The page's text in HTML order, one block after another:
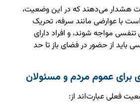
هشدار می‌دهند که در این وضعیت،
با عوارضی مانند سرفه، تحریک
تنفسی مواجه شوند، و افراد دارای
باید از حضور در فضای باز تا حد
برای عموم مردم و مسئولان
فعلی عبارت‌اند از: